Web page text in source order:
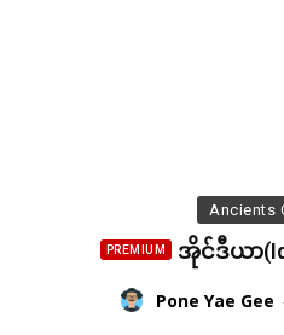
Ancients
အိုင်ဒီယာ
Pone Yae Gee